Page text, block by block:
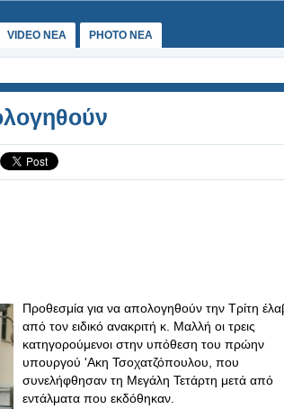
VIDEO NEA PHOTO NEA
Προθεσμία για να απολογηθούν την Τρίτη
από τον ειδικό ανακριτή κ. Μαλλή οι τρεις
κατηγορούμενοι στην υπόθεση του πρώην
υπουργού 'Ακη Τσοχατζόπουλου, που
συνελήφθησαν τη Μεγάλη Τετάρτη μετά από
εντάλματα που εκδόθηκαν.